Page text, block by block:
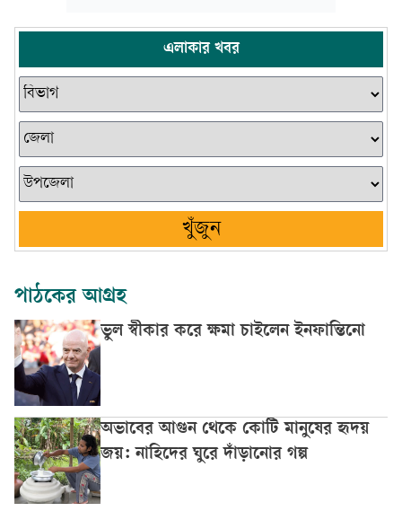
এলাকার খবর
খুঁজুন
পাঠকের আগ্রহ
ভুল স্বীকার করে ক্ষমা চাইলেন ইনফান্তিনো
অভাবের আগুন থেকে কোটি মানুষের হৃদয়
জয়: নাহিদের ঘুরে দাঁড়ানোর গল্প